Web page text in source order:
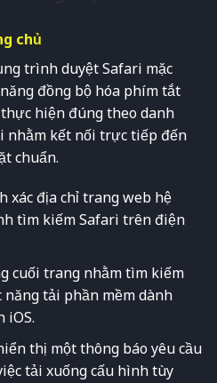
chủ
trình duyệt Safari mặc
đồng bộ hóa phím tắt
hiện đúng theo danh
nhằm kết nối trực tiếp đến
chuẩn.
xác địa chỉ trang web hệ
tìm kiếm Safari trên điện
cuối trang nhằm tìm kiếm
tải phần mềm dành
iOS.
thị một thông báo yêu cầu
tải xuống cấu hình tùy